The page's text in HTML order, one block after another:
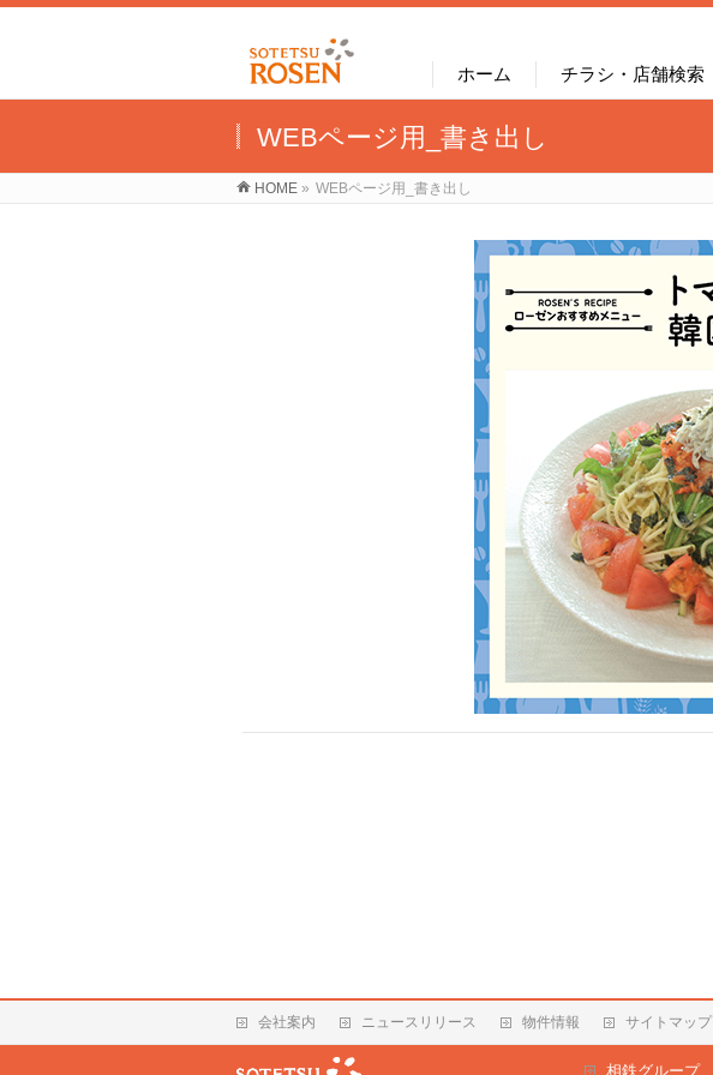
ホーム チラシ・店舗検索
WEBページ用_書き出し
HOME » WEBページ用_書き出し
会社案内 ニュースリリース 物件情報 サイトマップ
相鉄グループ